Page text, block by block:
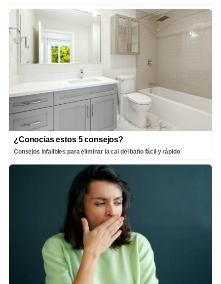
¿Conocías estos 5 consejos?
Consejos infalibles para eliminar la cal del baño fácil y rápido